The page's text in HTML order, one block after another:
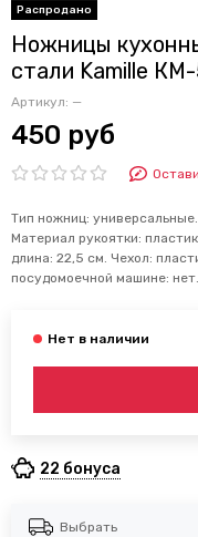
Ножницы
стали Kamille
Артикул: —
450 руб
Тип ножниц:
Материал рукоятки:
длина: 22,5 см. Чехол:
посудомоечной машине:
22 бонуса
Выбрать